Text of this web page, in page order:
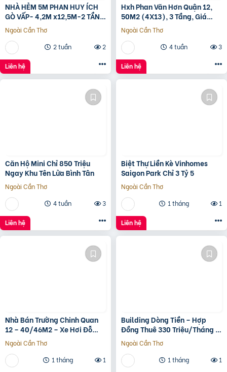
NHÀ HẺM 5M PHAN HUY ÍCH
GÒ VẤP- 4,2M x12,5M-2 TẦNG
– GIÁ 4,4 TỶ
Ngoài Cần Thơ
2 tuần
2
Liên hệ
Hxh Phan Văn Hơn Quận 12,
50M2 (4X13), 3 Tầng, Giá
4.96 Tỷ
Ngoài Cần Thơ
4 tuần
3
Liên hệ
Căn Hộ Mini Chỉ 850 Triệu
Ngay Khu Tên Lửa Bình Tân
Ngoài Cần Thơ
4 tuần
3
Liên hệ
Biệt Thự Liền Kè Vinhomes
Saigon Park Chỉ 3 Tỷ 5
Ngoài Cần Thơ
1 tháng
1
Liên hệ
Nhà Bán Trường Chinh Quan
12 – 40/46M2 – Xe Hơi Đỗ
Cửa – 3.1 Tỷ
Ngoài Cần Thơ
1 tháng
1
Building Dòng Tiền – Hợp
Đồng Thuê 330 Triệu/Tháng –
Quận 5, Tp.hcm -139Ty
Ngoài Cần Thơ
1 tháng
1